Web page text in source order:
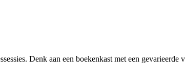
Denk aan een boekenkast met een